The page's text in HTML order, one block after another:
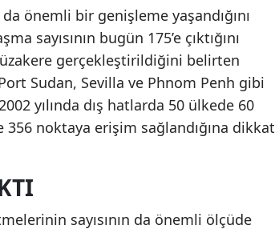
önemli bir genişleme yaşandığını
sayısının bugün 175’e çıktığını
gerçekleştirildiğini belirten
Sudan, Sevilla ve Phnom Penh gibi
yılında dış hatlarda 50 ülkede 60
noktaya erişim sağlandığına dikkat
sayısının da önemli ölçüde